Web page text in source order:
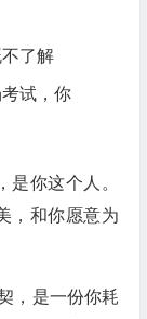
了解
试，你
你这个人。
，和你愿意为
，是一份你耗